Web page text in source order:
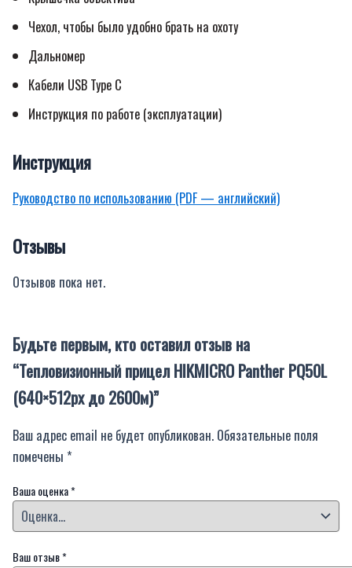
Чехол, чтобы было удобно брать на охоту
Дальномер
Кабели USB Type C
Инструкция по работе (эксплуатации)
Инструкция
Руководство по использованию (PDF — английский)
Отзывы
Отзывов пока нет.
Будьте первым, кто оставил отзыв на
“Тепловизионный прицел HIKMICRO Panther PQ50L
(640×512px до 2600м)”
Ваш адрес email не будет опубликован. Обязательные поля
помечены *
Ваша оценка*
Ваш отзыв*